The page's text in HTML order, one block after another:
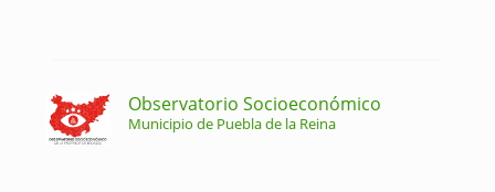
Observatorio Socioeconómico
Municipio de Puebla de la Reina